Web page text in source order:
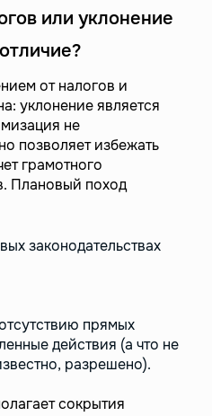
или уклонение
от налогов и
уклонение является
не
позволяет избежать
грамотного
Плановый поход
законодательствах
прямых
действия (а что не
разрешено).
сокрытия